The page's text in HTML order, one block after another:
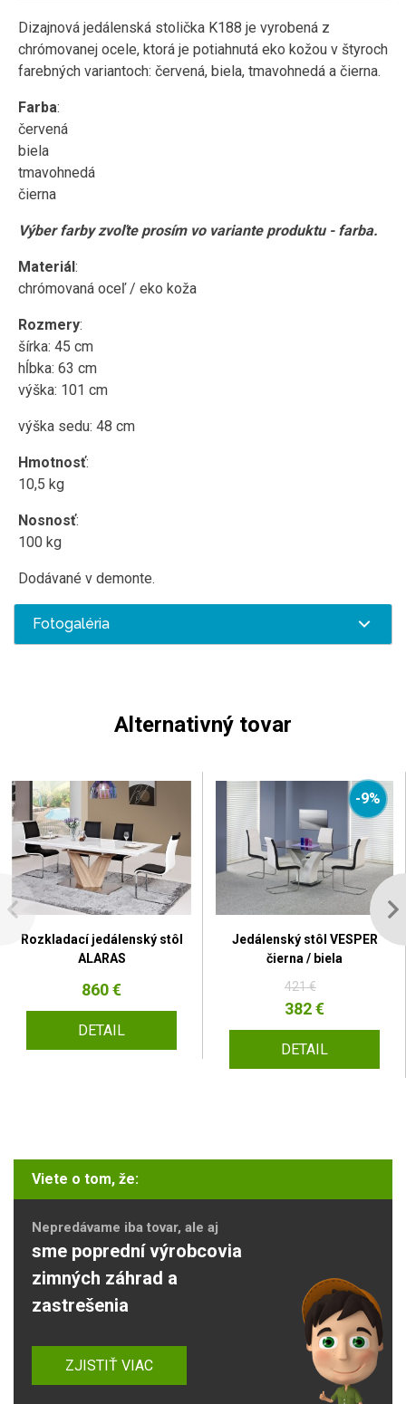
Dizajnová jedálenská stolička K188 je vyrobená z
chrómovanej ocele, ktorá je potiahnutá eko kožou v štyroch
farebných variantoch: červená, biela, tmavohnedá a čierna.
Farba:
červená
biela
tmavohnedá
čierna
Výber farby zvoľte prosím vo variante produktu - farba.
Materiál:
chrómovaná oceľ / eko koža
Rozmery:
šírka: 45 cm
hĺbka: 63 cm
výška: 101 cm
výška sedu: 48 cm
Hmotnosť:
10,5 kg
Nosnosť:
100 kg
Dodávané v demonte.
Fotogaléria
Alternativný tovar
Rozkladací jedálenský stôl
ALARAS
860 €
DETAIL
-9%
Jedálenský stôl VESPER
čierna / biela
421 €
382 €
DETAIL
Viete o tom, že:
Nepredávame iba tovar, ale aj
sme poprední výrobcovia
zimných záhrad a
zastrešenia
ZJISTIŤ VIAC